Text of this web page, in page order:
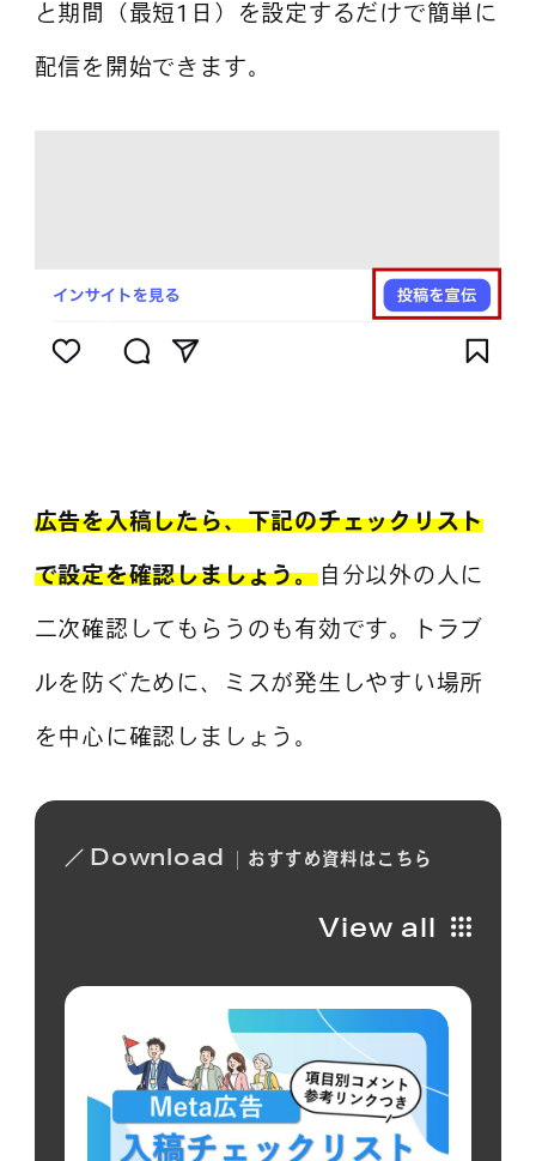
と期間（最短1日）を設定するだけで簡単に
配信を開始できます。
広告を入稿したら、下記のチェックリスト
で設定を確認しましょう。自分以外の人に
二次確認してもらうのも有効です。トラブ
ルを防ぐために、ミスが発生しやすい場所
を中心に確認しましょう。
Download おすすめ資料は こちら
View all